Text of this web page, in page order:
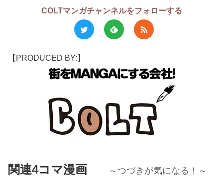
COLTマンガチャンネルをフォローする
【PRODUCED BY:】
関連4コマ漫画 ～つづきが気になる！～